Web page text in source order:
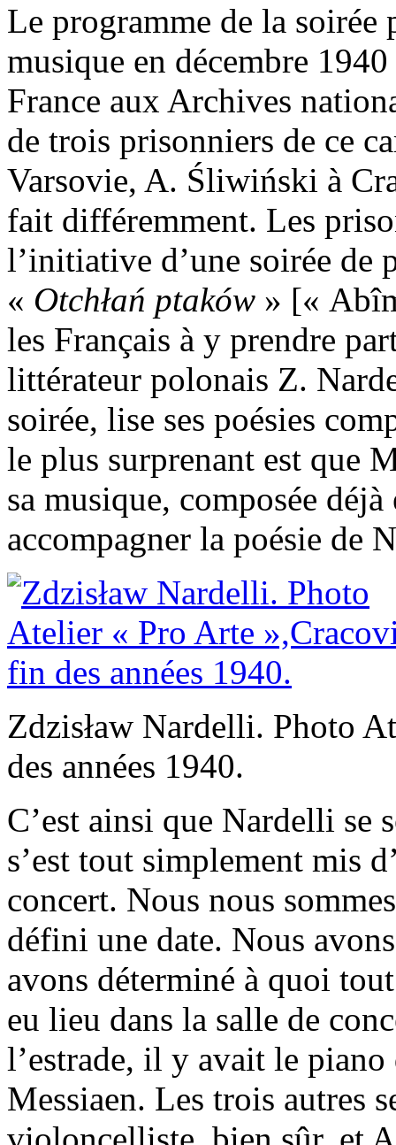
Le programme de la soirée
musique en décembre
France aux Archives
de trois prisonniers de ce
Varsovie, A. Śliwiński à
fait différemment. Les
l’initiative d’une soirée de
« Otchłań ptaków » [«
les Français à y prendre
littérateur polonais Z.
soirée, lise ses poésies
le plus surprenant est que
sa musique, composée
accompagner la poésie de
Zdzisław Nardelli. Photo
des années 1940.
C’est ainsi que Nardelli se
s’est tout simplement mis
concert. Nous nous
défini une date. Nous
avons déterminé à quoi
eu lieu dans la salle de
l’estrade, il y avait le
Messiaen. Les trois autres